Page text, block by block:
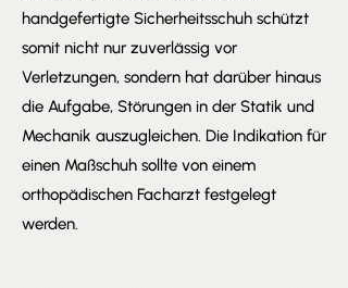
handgefertigte Sicherheitsschuh schützt
somit nicht nur zuverlässig vor
Verletzungen, sondern hat darüber hinaus
die Aufgabe, Störungen in der Statik und
Mechanik auszugleichen. Die Indikation für
einen Maßschuh sollte von einem
orthopädischen Facharzt festgelegt
werden.